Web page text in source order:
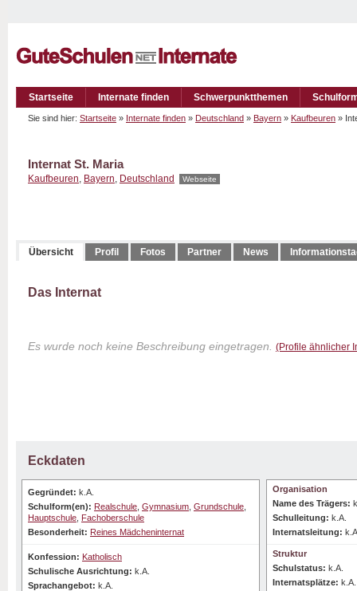
Startseite Internate finden Schwerpunktthemen
Sie sind hier: Startseite » Internate finden » Deutschland » Bayern » Kaufbeuren »
Internat St. Maria
Kaufbeuren, Bayern, Deutschland Webseite
Übersicht Profil Fotos Partner News
Das Internat
Es wurde noch keine Beschreibung eingetragen. (Profile ähnlicher
Eckdaten
Gegründet: k.A.
Schulform(en): Realschule Gymnasium Grundschule
Hauptschule Fachoberschule
Besonderheit: Reines Mädcheninternat
Konfession: Katholisch
Schulische Ausrichtung: k.A.
Sprachangebot: k.A.
Organisation
Name des Trägers:
Schulleitung: k.A.
Internatsleitung:
Struktur
Schulstatus: k.A.
Internatsplätze: k.A.